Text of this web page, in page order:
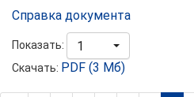
Справка документа
Показать: 1
Скачать: PDF (3 Мб)